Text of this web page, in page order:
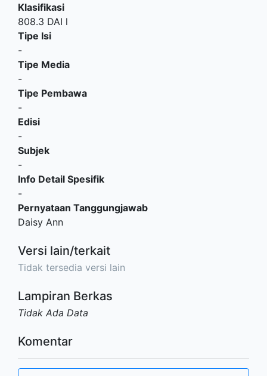
Klasifikasi
808.3 DAI l
Tipe Isi
-
Tipe Media
-
Tipe Pembawa
-
Edisi
-
Subjek
-
Info Detail Spesifik
-
Pernyataan Tanggungjawab
Daisy Ann
Versi lain/terkait
Tidak tersedia versi lain
Lampiran Berkas
Tidak Ada Data
Komentar